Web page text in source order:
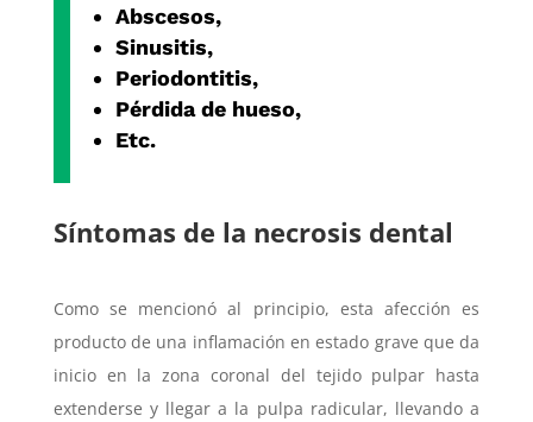
Abscesos,
Sinusitis,
Periodontitis,
Pérdida de hueso,
Etc.
Síntomas de la necrosis dental
Como se mencionó al principio, esta afección es
producto de una inflamación en estado grave que da
inicio en la zona coronal del tejido pulpar hasta
extenderse y llegar a la pulpa radicular, llevando a